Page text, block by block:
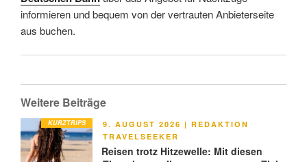
informieren und bequem von der vertrauten Anbieterseite
aus buchen.
Weitere Beiträge
KURZTRIPS
VERÖFFENTLICHT
AM
9. AUGUST 2026 | REDAKTION
TRAVELSEEKER
Reisen trotz Hitzewelle: Mit diesen